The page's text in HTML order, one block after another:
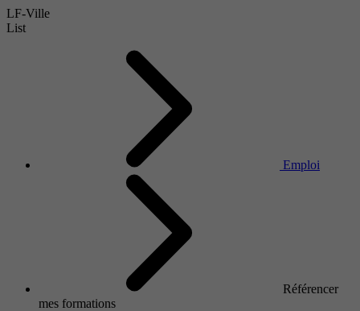
LF-Ville
List
Emploi
Référencer
mes formations